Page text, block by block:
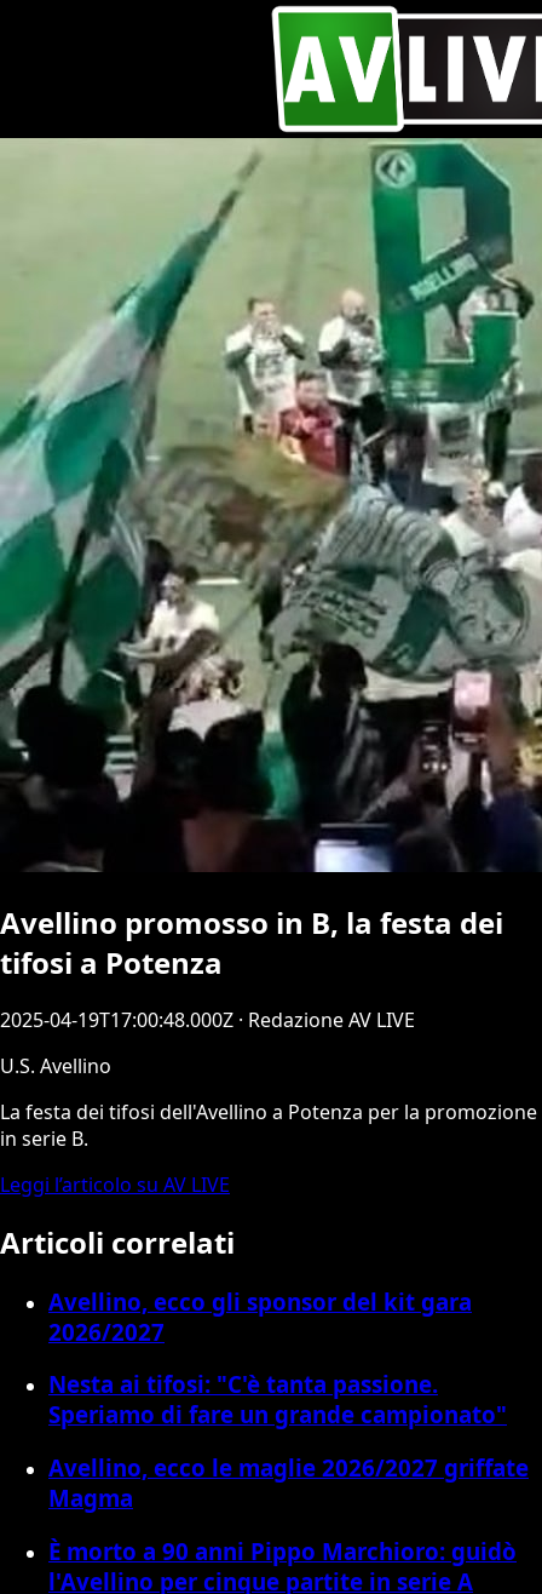
Avellino promosso in B, la festa dei
tifosi a Potenza
2025-04-19T17:00:48.000Z · Redazione AV LIVE
U.S. Avellino
La festa dei tifosi dell'Avellino a Potenza per la promozione
in serie B.
Leggi l’articolo su AV LIVE
Articoli correlati
Avellino, ecco gli sponsor del kit gara
2026/2027
Nesta ai tifosi: "C'è tanta passione.
Speriamo di fare un grande campionato"
Avellino, ecco le maglie 2026/2027 griffate
Magma
È morto a 90 anni Pippo Marchioro: guidò
l'Avellino per cinque partite in serie A